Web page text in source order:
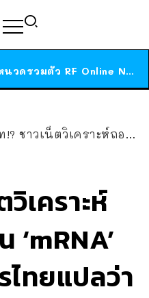
น็ตวิเคราะห์ถอดรหัสวัคซีน ‘mRNA’ เทียบกับอักษรไทยแปลว่า ‘มรณะ’
เคราะห์
ทยแปลว่า